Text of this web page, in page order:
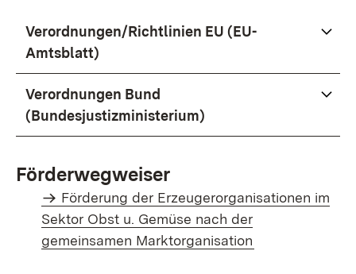
Verordnungen/Richtlinien EU (EU-
Amtsblatt)
Verordnungen Bund
(Bundesjustizministerium)
Förderwegweiser
Förderung der Erzeugerorganisationen im
Sektor Obst u. Gemüse nach der
gemeinsamen Marktorganisation